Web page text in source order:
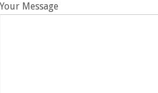
Your Message